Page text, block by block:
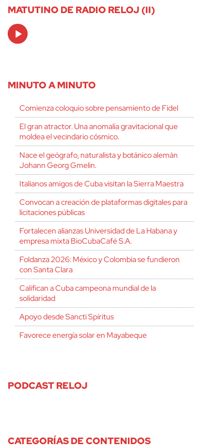
MATUTINO DE RADIO RELOJ (II)
Audio
Player
MINUTO A MINUTO
Comienza coloquio sobre pensamiento de Fidel
El gran atractor. Una anomalía gravitacional que
moldea el vecindario cósmico.
Nace el geógrafo, naturalista y botánico alemán
Johann Georg Gmelin.
Italianos amigos de Cuba visitan la Sierra Maestra
Convocan a creación de plataformas digitales para
licitaciones públicas
Fortalecen alianzas Universidad de La Habana y
empresa mixta BioCubaCafé S.A.
Foldanza 2026: México y Colombia se fundieron
con Santa Clara
Califican a Cuba campeona mundial de la
solidaridad
Apoyo desde Sancti Spíritus
Favorece energía solar en Mayabeque
PODCAST RELOJ
CATEGORÍAS DE CONTENIDOS